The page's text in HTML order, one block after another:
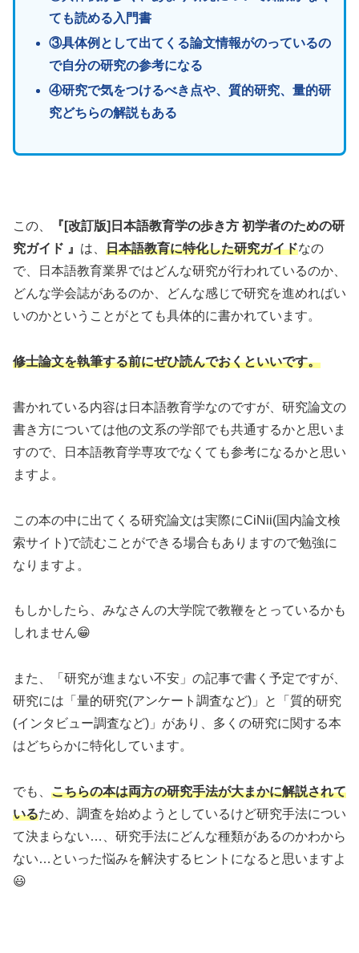
ても読める入門書
③具体例として出てくる論文情報がのっているの
で自分の研究の参考になる
④研究で気をつけるべき点や、質的研究、量的研
究どちらの解説もある
この、
『[改訂版]日本語教育学の歩き方 初学者のための研
究ガイド 』 は、 日本語教育に特化した研究ガイドなの
で、日本語教育業界ではどんな研究が行われているのか、
どんな学会誌があるのか、どんな感じで研究を進めればい
いのかということがとても具体的に書かれています。
修士論文を執筆する前にぜひ読んでおくといいです。
書かれている内容は日本語教育学なのですが、研究論文の
書き方については他の文系の学部でも共通するかと思いま
すので、日本語教育学専攻でなくても参考になるかと思い
ますよ。
この本の中に出てくる研究論文は実際にCiNii(国内論文検
索サイト)で読むことができる場合もありますので勉強に
なりますよ。
もしかしたら、みなさんの大学院で教鞭をとっているかも
しれません😁
また、「研究が進まない不安」の記事で書く予定ですが、
研究には「量的研究(アンケート調査など)」と「質的研究
(インタビュー調査など)」があり、多くの研究に関する本
はどちらかに特化しています。
でも、 こちらの本は両方の研究手法が大まかに解説されて
いるため、調査を始めようとしているけど研究手法につい
て決まらない…、研究手法にどんな種類があるのかわから
ない…といった悩みを解決するヒントになると思いますよ
😃